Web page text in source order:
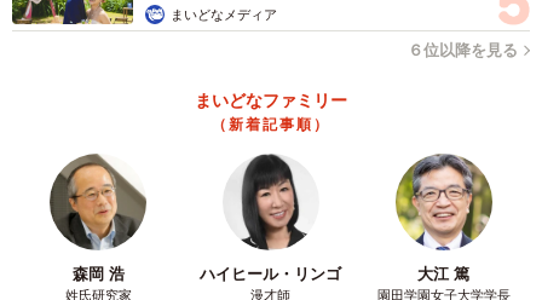
まいどなメディア
６位以降を見る
まいどなファミリー
（新着記事順）
森岡 浩
姓氏研究家
ハイヒール・リンゴ
漫才師
大江 篤
園田学園女子大学学長